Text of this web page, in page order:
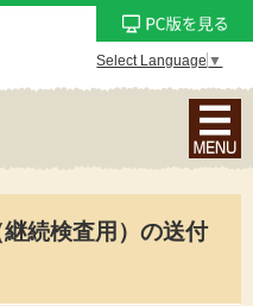
Select Language ▼
ナ
ビ
シ
続検査用）の送付